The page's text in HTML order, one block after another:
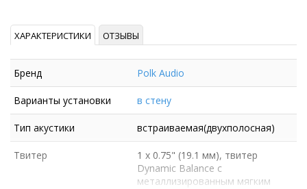
ХАРАКТЕРИСТИКИ ОТЗЫВЫ
Бренд Polk Audio
Варианты установки в стену
Тип акустики встраиваемая(двухполосная)
Твитер
1 х 0.75" (19.1 мм), твитер
Dynamic Balance с
металлизированным мягким